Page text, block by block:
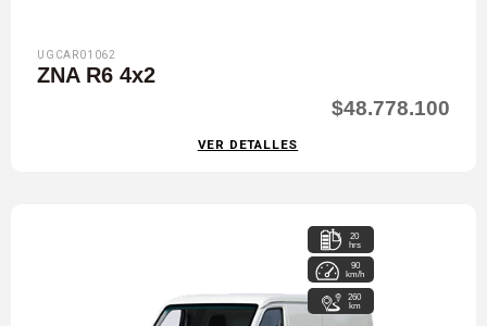
UGCAR01062
ZNA R6 4x2
$48.778.100
VER DETALLES
20
hrs
90
km/h
260
km